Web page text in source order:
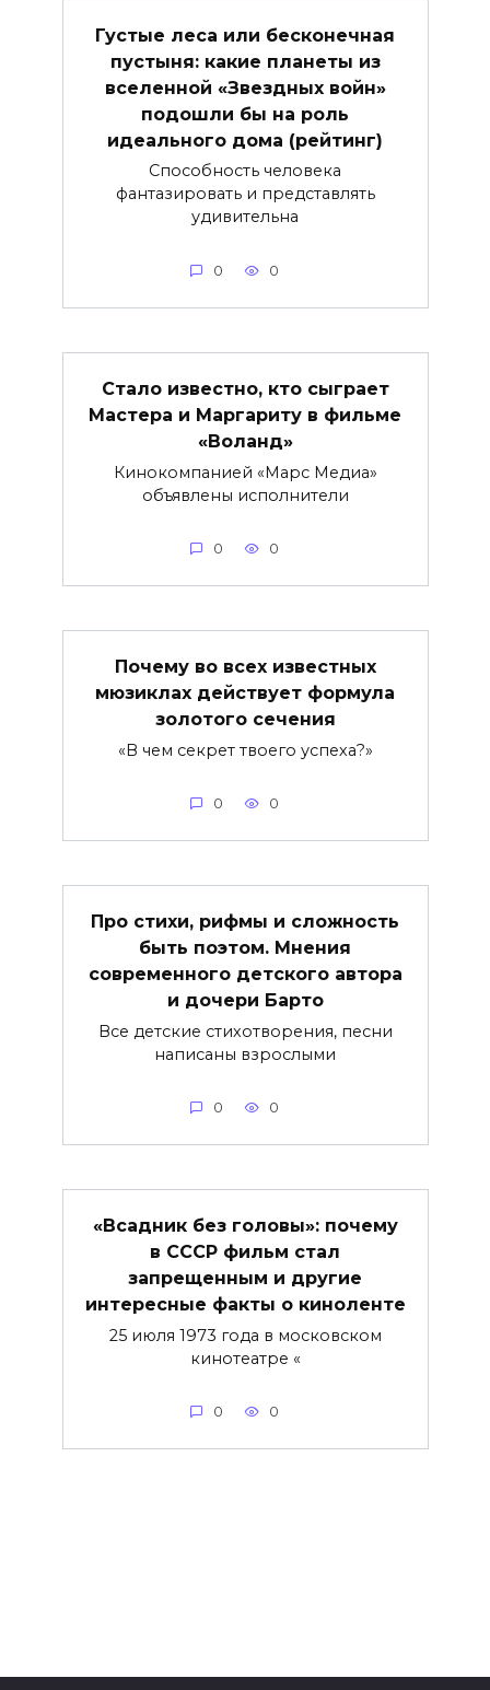
Густые леса или бесконечная
пустыня: какие планеты из
вселенной «Звездных войн»
подошли бы на роль
идеального дома (рейтинг)
Способность человека
фантазировать и представлять
удивительна
0 0
Стало известно, кто сыграет
Мастера и Маргариту в фильме
«Воланд»
Кинокомпанией «Марс Медиа»
объявлены исполнители
0 0
Почему во всех известных
мюзиклах действует формула
золотого сечения
«В чем секрет твоего успеха?»
0 0
Про стихи, рифмы и сложность
быть поэтом. Мнения
современного детского автора
и дочери Барто
Все детские стихотворения, песни
написаны взрослыми
0 0
«Всадник без головы»: почему
в СССР фильм стал
запрещенным и другие
интересные факты о киноленте
25 июля 1973 года в московском
кинотеатре «
0 0